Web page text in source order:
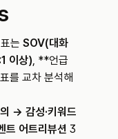
는 SOV(대화
이상), **언급
를 교차 분석해
→ 감성·키워드
트 어트리뷰션 3